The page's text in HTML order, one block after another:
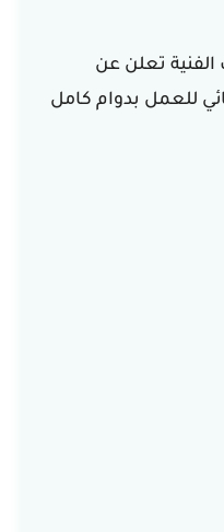
تعلن عن
للعمل بدوام كامل